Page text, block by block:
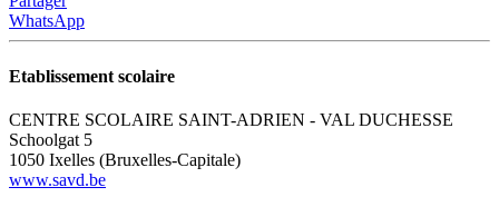
WhatsApp
Etablissement scolaire
CENTRE SCOLAIRE SAINT-ADRIEN - VAL DUCHESSE
Schoolgat 5
1050 Ixelles (Bruxelles-Capitale)
www.savd.be